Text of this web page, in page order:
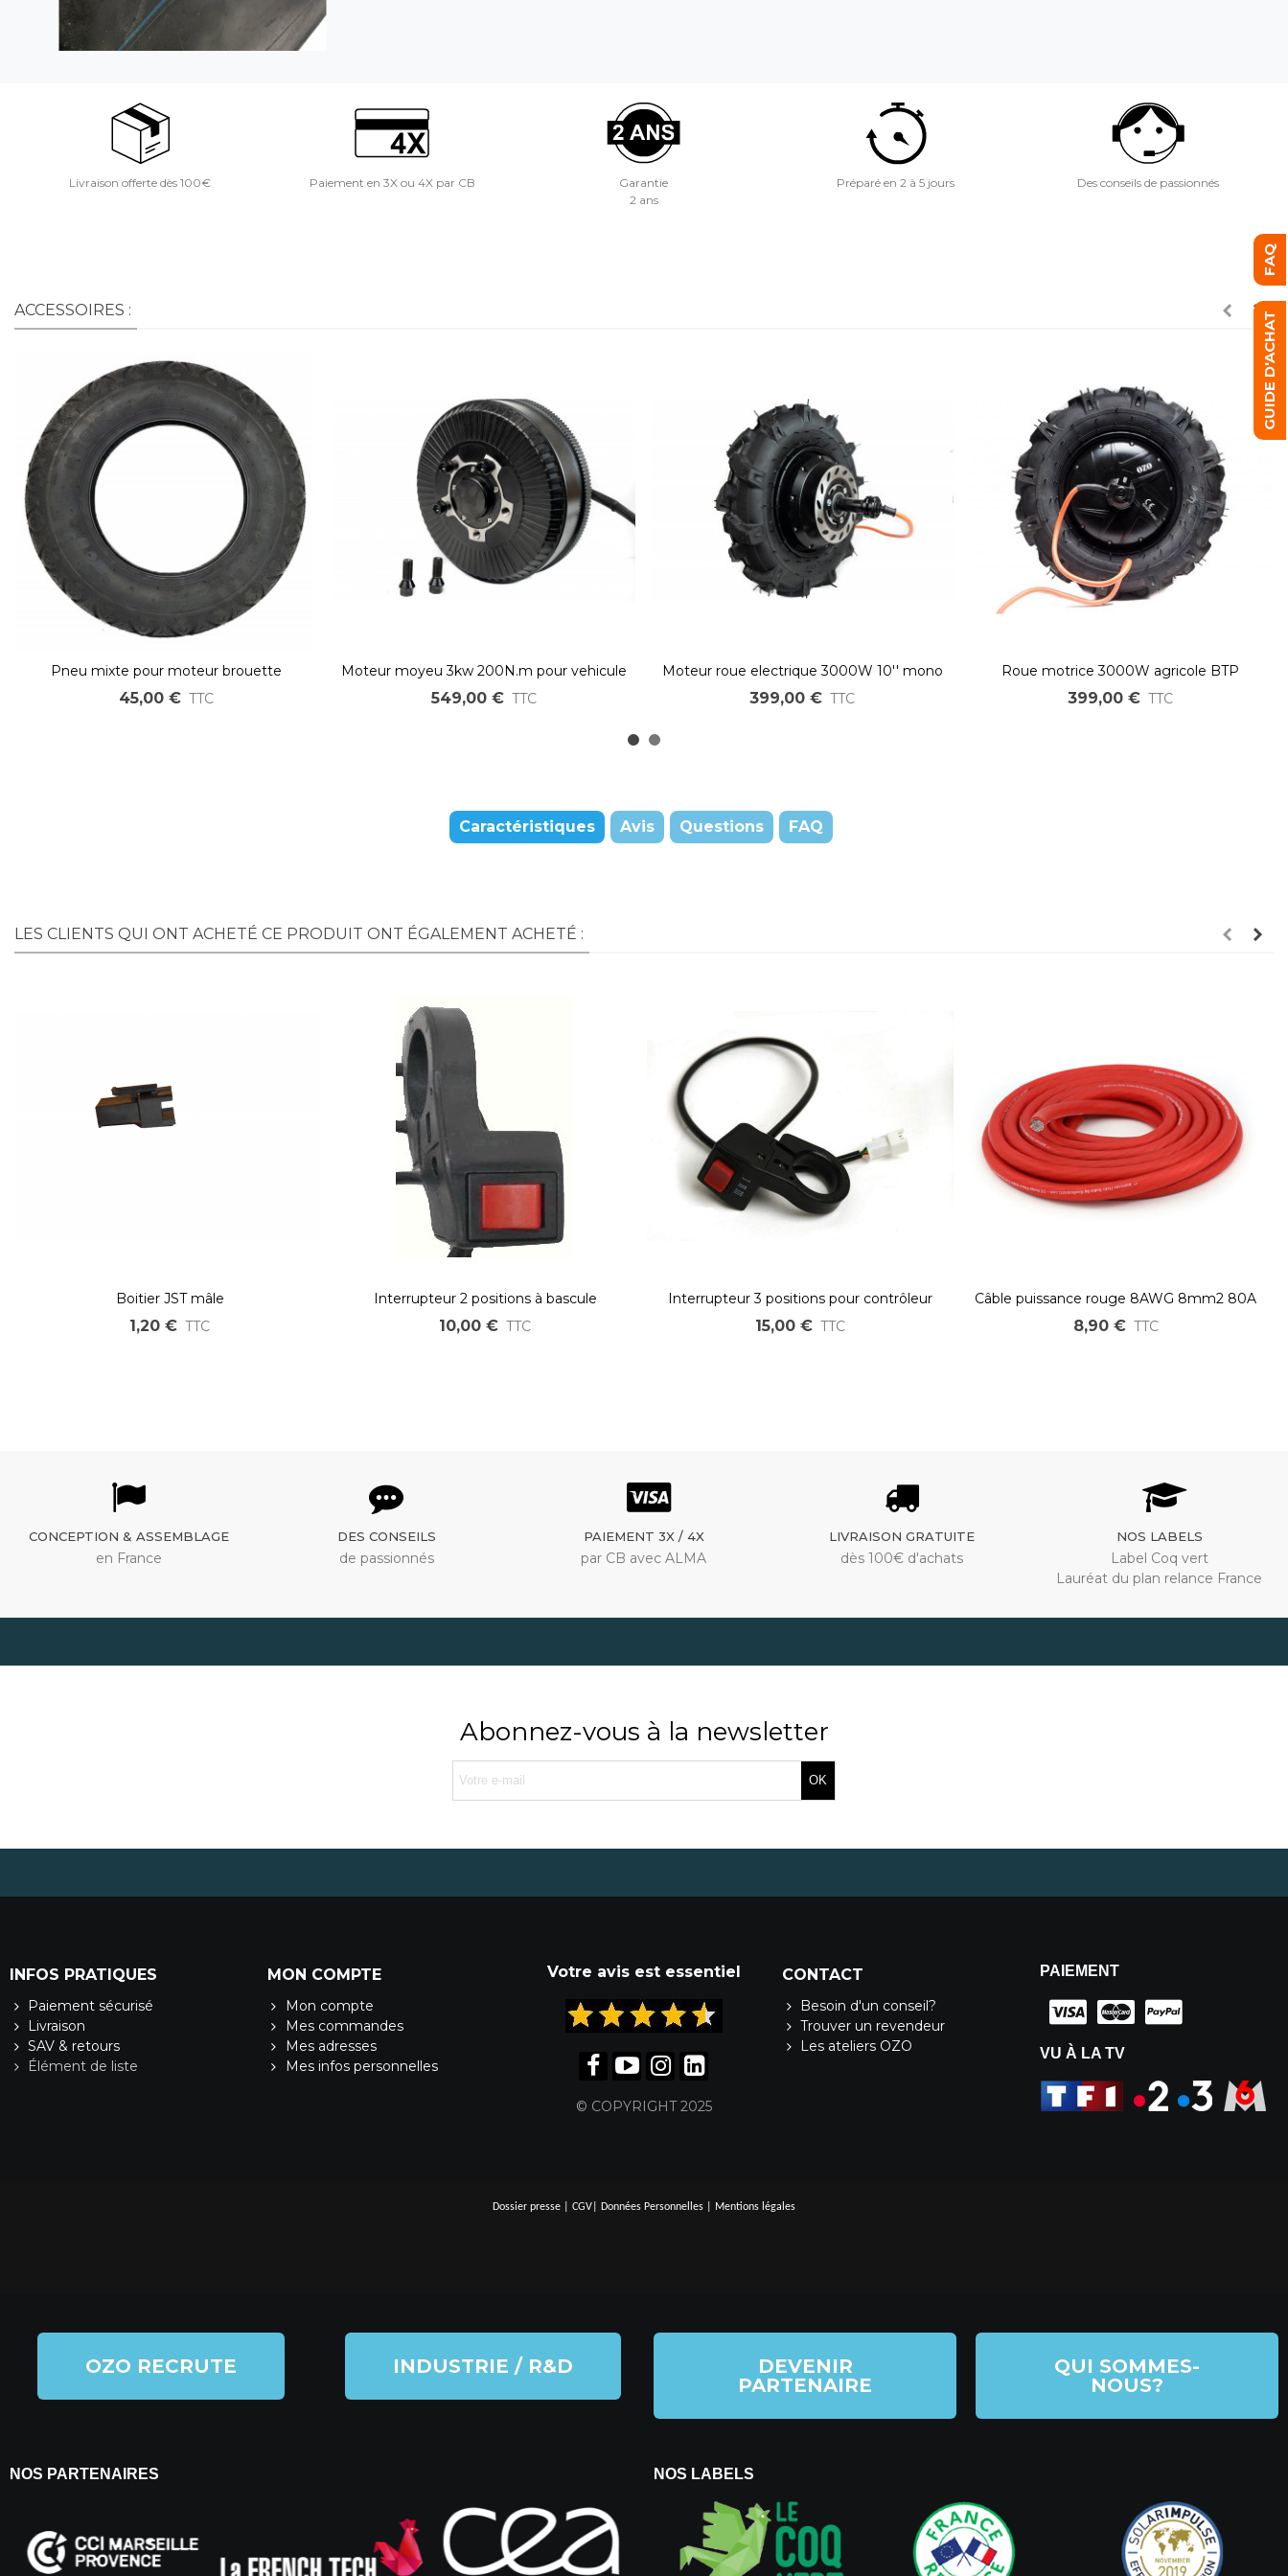
Livraison offerte dès 100€ Paiement en 3X ou 4X par CB
Garantie
2 ans
Préparé en 2 à 5 jours Des conseils de passionnés
ACCESSOIRES :
Pneu mixte pour moteur brouette
45,00 € TTC
Moteur moyeu 3kw 200N.m pour vehicule
léger
549,00 € TTC
Moteur roue electrique 3000W 10'' mono
axe pour véhicules légers pneu agraire
399,00 € TTC
Roue motrice 3000W agricole BTP
electrique brushless pneu agraire
399,00 € TTC
Caractéristiques Avis Questions FAQ
LES CLIENTS QUI ONT ACHETÉ CE PRODUIT ONT ÉGALEMENT ACHETÉ :
Boitier JST mâle
1,20 € TTC
Interrupteur 2 positions à bascule
10,00 € TTC
Interrupteur 3 positions pour contrôleur
OZO
15,00 € TTC
Câble puissance rouge 8AWG 8mm2 80A
ultra flex haute température
8,90 € TTC
CONCEPTION & ASSEMBLAGE
en France
DES CONSEILS
de passionnés
PAIEMENT 3X / 4X
par CB avec ALMA
LIVRAISON GRATUITE
dès 100€ d'achats
NOS LABELS
Label Coq vert
Lauréat du plan relance France
Abonnez-vous à la newsletter
OK
INFOS PRATIQUES
Paiement sécurisé
Livraison
SAV & retours
Élément de liste
MON COMPTE
Mon compte
Mes commandes
Mes adresses
Mes infos personnelles
Votre avis est essentiel
© COPYRIGHT 2025
CONTACT
Besoin d'un conseil?
Trouver un revendeur
Les ateliers OZO
PAIEMENT
VU À LA TV
Dossier presse CGV Données Personnelles Mentions légales
OZO RECRUTE INDUSTRIE / R&D
DEVENIR
PARTENAIRE
QUI SOMMES-
NOUS?
NOS PARTENAIRES NOS LABELS
FAQ
GUIDE D'ACHAT